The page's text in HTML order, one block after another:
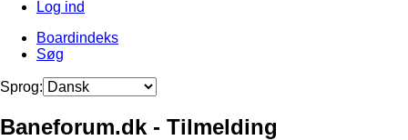
Log ind
Boardindeks
Søg
Sprog:
Baneforum.dk - Tilmelding